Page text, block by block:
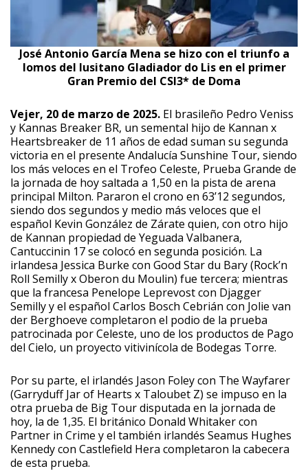
José Antonio García Mena se hizo con el triunfo a
lomos del lusitano Gladiador do Lis en el primer
Gran Premio del CSI3* de Doma
Vejer, 20 de marzo de 2025. El brasileño Pedro Veniss
y Kannas Breaker BR, un semental hijo de Kannan x
Heartsbreaker de 11 años de edad suman su segunda
victoria en el presente Andalucía Sunshine Tour, siendo
los más veloces en el Trofeo Celeste, Prueba Grande de
la jornada de hoy saltada a 1,50 en la pista de arena
principal Milton. Pararon el crono en 63’12 segundos,
siendo dos segundos y medio más veloces que el
español Kevin González de Zárate quien, con otro hijo
de Kannan propiedad de Yeguada Valbanera,
Cantuccinin 17 se colocó en segunda posición. La
irlandesa Jessica Burke con Good Star du Bary (Rock’n
Roll Semilly x Oberon du Moulin) fue tercera; mientras
que la francesa Penelope Leprevost con Djagger
Semilly y el español Carlos Bosch Cebrián con Jolie van
der Berghoeve completaron el podio de la prueba
patrocinada por Celeste, uno de los productos de Pago
del Cielo, un proyecto vitivinícola de Bodegas Torre.
Por su parte, el irlandés Jason Foley con The Wayfarer
(Garryduff Jar of Hearts x Taloubet Z) se impuso en la
otra prueba de Big Tour disputada en la jornada de
hoy, la de 1,35. El británico Donald Whitaker con
Partner in Crime y el también irlandés Seamus Hughes
Kennedy con Castlefield Hera completaron la cabecera
de esta prueba.